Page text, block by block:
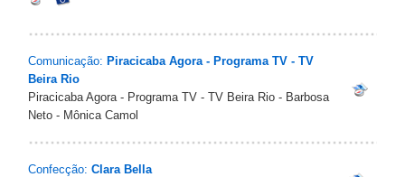
Comunicação: Piracicaba Agora - Programa TV - TV
Beira Rio
Piracicaba Agora - Programa TV - TV Beira Rio - Barbosa
Neto - Mônica Camol
Confecção: Clara Bella